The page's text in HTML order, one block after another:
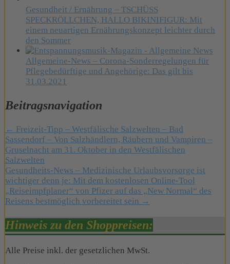
Gesundheit / Ernährung – TSCHÜSS
SPECKRÖLLCHEN, HALLO BIKINIFIGUR: Mit
einem neuartigen Ernährungskonzept leichter durch
den Sommer
Allgemeine-News – Corona-Sonderregelungen für
Pflegebedürftige und Angehörige: Das gilt bis
31.03.2021
Beitragsnavigation
← Freizeit-Tipp – Westfälische Salzwelten – Bad
Sassendorf – Von Salzhändlern, Räubern und Vampiren –
Gruselnacht am 31. Oktober in den Westfälischen
Salzwelten
Gesundheits-News – Medizinische Urlaubsvorsorge ist
wichtiger denn je: Mit dem kostenlosen Online-Tool
„Reiseimpfplaner“ von Pfizer auf das „New Normal“ des
Reisens bestmöglich vorbereitet sein →
Hinweis zu den Shoppreisen:
Alle Preise inkl. der gesetzlichen MwSt.